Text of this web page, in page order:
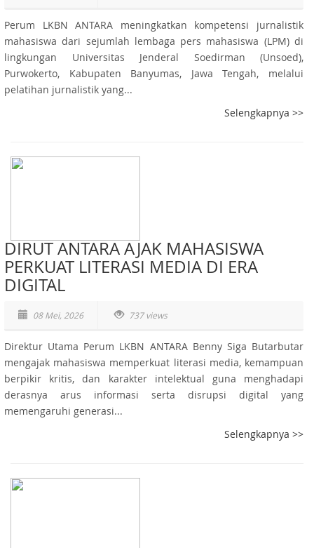
Perum LKBN ANTARA meningkatkan kompetensi jurnalistik
mahasiswa dari sejumlah lembaga pers mahasiswa (LPM) di
lingkungan Universitas Jenderal Soedirman (Unsoed),
Purwokerto, Kabupaten Banyumas, Jawa Tengah, melalui
pelatihan jurnalistik yang...
Selengkapnya >>
DIRUT ANTARA AJAK MAHASISWA
PERKUAT LITERASI MEDIA DI ERA
DIGITAL
08 Mei, 2026 737 views
Direktur Utama Perum LKBN ANTARA Benny Siga Butarbutar
mengajak mahasiswa memperkuat literasi media, kemampuan
berpikir kritis, dan karakter intelektual guna menghadapi
derasnya arus informasi serta disrupsi digital yang
memengaruhi generasi...
Selengkapnya >>